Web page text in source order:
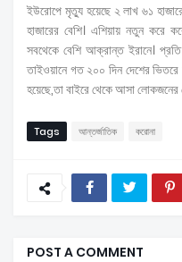
ইউরোপে মৃত্যু হয়েছে ২ লাখ ৬১
হাজারের বেশি। এশিয়ায় নতুন করে
সবথেকে বেশি আক্রান্ত ইরানে।
তাইওয়ানে গত ২০০ দিন দেশের
হয়েছে,তা বাইরে থেকে আসা লোকজনের
Tags আন্তর্জাতিক করোনা
POST A COMMENT